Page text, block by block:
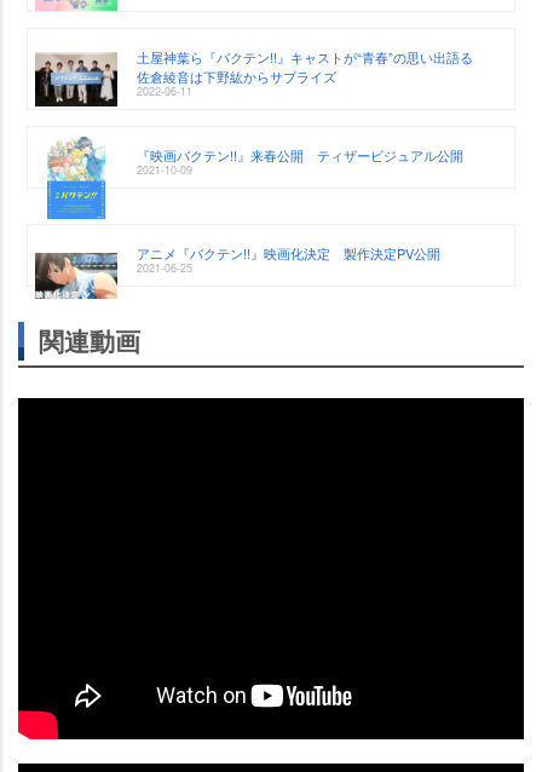
土屋神葉ら『バクテン!!』キャストが“青春”の思い出語る
佐倉綾音は下野紘からサプライズ
2022-06-11
『映画バクテン!!』来春公開 ティザービジュアル公開
2021-10-09
アニメ『バクテン!!』映画化決定 製作決定PV公開
2021-06-25
関連動画